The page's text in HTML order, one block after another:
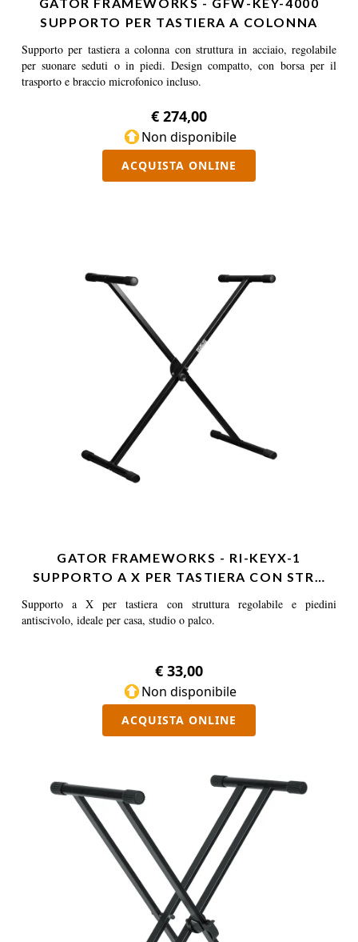
SUPPORTO PER TASTIERA A COLONNA
Supporto per tastiera a colonna con struttura in acciaio, regolabile
per suonare seduti o in piedi. Design compatto, con borsa per il
trasporto e braccio microfonico incluso.
€ 274,00
Non disponibile
ACQUISTA ONLINE
GATOR FRAMEWORKS - RI-KEYX-1
SUPPORTO A X PER TASTIERA CON STR…
Supporto a X per tastiera con struttura regolabile e piedini
antiscivolo, ideale per casa, studio o palco.
€ 33,00
Non disponibile
ACQUISTA ONLINE